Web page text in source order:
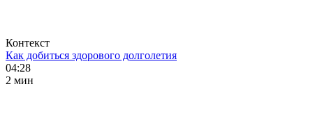
Контекст
Как добиться здорового долголетия
04:28
2 мин